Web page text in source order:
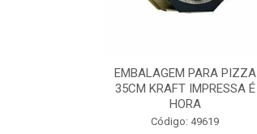
EMBALAGEM PARA PIZZA
35CM KRAFT IMPRESSA É
HORA
Código: 49619